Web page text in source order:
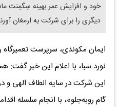
دیگری را برای شرکت به ارمغان
ایمان مکوندی، سرپرست
نورد سبا، با اعلام این خبر گفت:
این شرکت در سایه الطاف الهی
گام روبه‌جلو»، با انجام سلسله